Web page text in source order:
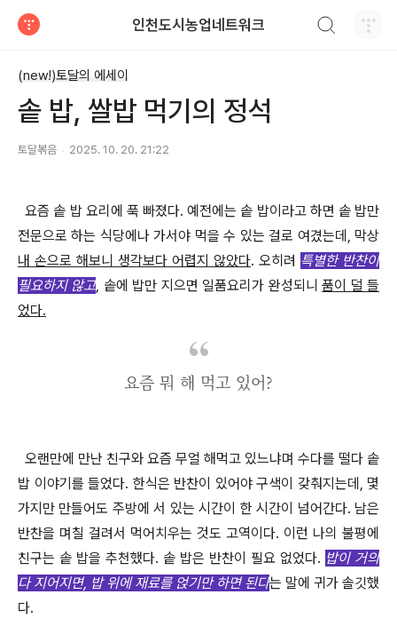
인천도시농업네트워크
(new!)토달의 에세이
솥 밥, 쌀밥 먹기의 정석
토달볶음 2025. 10. 20. 21:22
요즘 솥 밥 요리에 푹 빠졌다.예전에는 솥 밥이라고 하면 솥 밥만
전문으로 하는 식당에나 가서야 먹을 수 있는 걸로 여겼는데 , 막상
내 손으로 해보니 생각보다 어렵지 않았다. 오히려 특별한 반찬이
필요하지 않고, 솥에 밥만 지으면 일품요리가 완성되니품이 덜 들
었다.
요즘 뭐 해 먹고 있어?
오랜만에 만난 친구와 요즘 무얼 해먹고 있느냐며 수다를 떨다 솥
밥 이야기를 들었다. 한식은 반찬이 있어야 구색이 갖춰지는데 , 몇
가지만 만들어도 주방에 서 있는 시간이 한 시간이 넘어간다. 남은
반찬을 며칠 걸려서 먹어치우는 것도 고역이다. 이런 나의 불평에
친구는 솥 밥을 추천했다. 솥 밥은 반찬이 필요 없었다. 밥이 거의
다 지어지면, 밥 위에 재료를 얹기만 하면 된다는 말에 귀가 솔깃했
다.